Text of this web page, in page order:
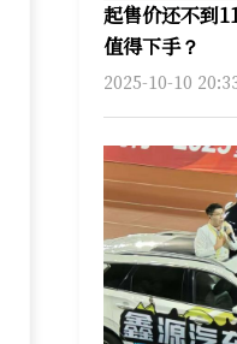
起售价还不到
值得下手？
2025-10-10